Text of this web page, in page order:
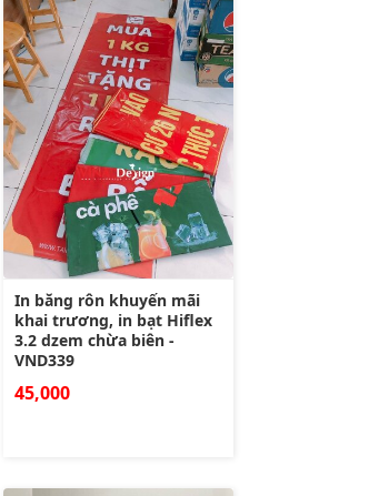
In băng rôn khuyến mãi
khai trương, in bạt Hiflex
3.2 dzem chừa biên -
VND339
45,000